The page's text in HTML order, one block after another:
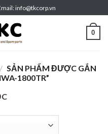
info@tkcorp.vn
0
/ SẢN PHẨM ĐƯỢC GẮN
1800TR”